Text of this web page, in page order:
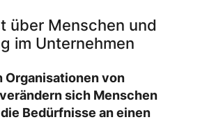
über Menschen und
im Unternehmen
Organisationen von
sich Menschen
Bedürfnisse an einen